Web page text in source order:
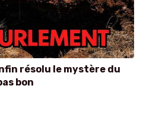
résolu le mystère du
bon